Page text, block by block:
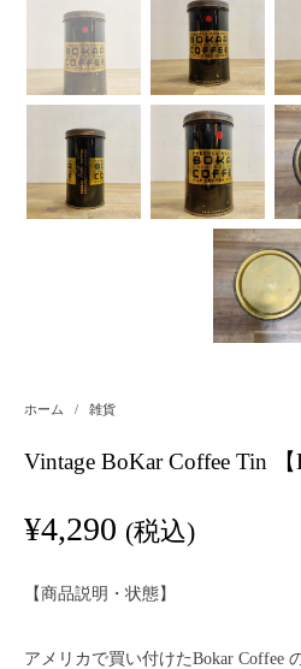
ホーム / 雑貨
Vintage BoKar Coffee Tin 【
¥4,290 (税込)
【商品説明・状態】
アメリカで買い付けたBokar Coffee